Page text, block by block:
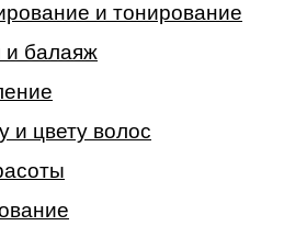
и тонирование
балаяж
и цвету волос